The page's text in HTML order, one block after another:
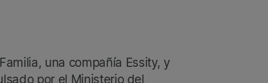
una compañía Essity, y
por el Ministerio del